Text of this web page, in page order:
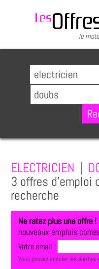
ELECTRICIEN
3 offres d'emploi
recherche
Ne ratez plus une offre !
nouveaux emplois
Votre email :
Vous pouvez annuler les